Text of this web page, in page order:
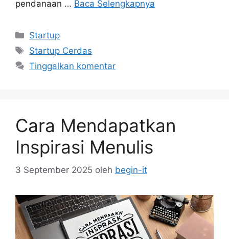
pendanaan … Baca Selengkapnya
Kategori
Startup
Tag
Startup Cerdas
Tinggalkan komentar
Cara Mendapatkan
Inspirasi Menulis
3 September 2025 oleh begin-it